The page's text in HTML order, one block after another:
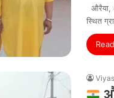
औरैया,
स्थित